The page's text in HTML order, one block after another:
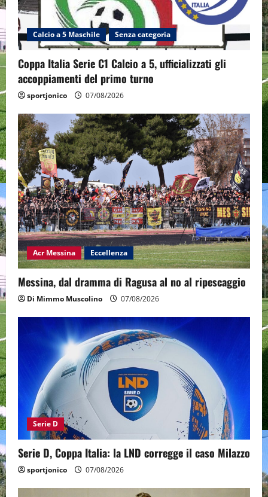
Calcio a 5 Maschile Senza categoria
Coppa Italia Serie C1 Calcio a 5, ufficializzati gli
accoppiamenti del primo turno
sportjonico 07/08/2026
Acr Messina Eccellenza
Messina, dal dramma di Ragusa al no al ripescaggio
Di Mimmo Muscolino 07/08/2026
Serie D
Serie D, Coppa Italia: la LND corregge il caso Milazzo
sportjonico 07/08/2026